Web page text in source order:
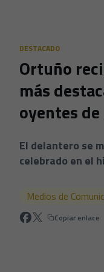
DESTACADO
Ortuño
más
oyentes de
El delantero se
celebrado en el
Medios de
Copiar enlace